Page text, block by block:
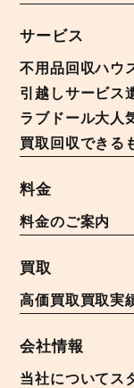
サービス
不用品回収ハウ
引越しサービス
ラブドール大人
買取 回収できる
料金
料金のご案内
買取
高価買取買取実
会社情報
当社について ス